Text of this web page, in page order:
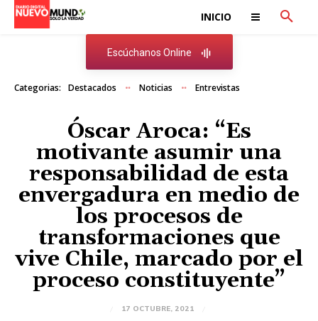
INICIO
Escúchanos Online
Categorias: Destacados Noticias Entrevistas
Óscar Aroca: “Es
motivante asumir una
responsabilidad de esta
envergadura en medio de
los procesos de
transformaciones que
vive Chile, marcado por el
proceso constituyente”
17 OCTUBRE, 2021